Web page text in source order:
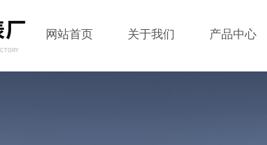
网站首页 关于我们 产品中心